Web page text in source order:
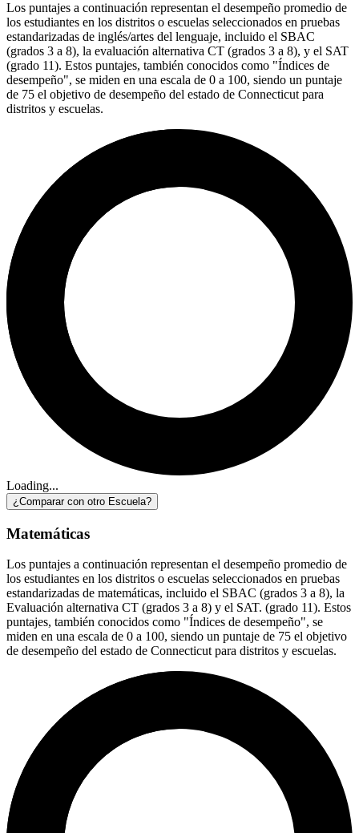
Los puntajes a continuación representan el desempeño promedio de
los estudiantes en los distritos o escuelas seleccionados en pruebas
estandarizadas de inglés/artes del lenguaje, incluido el SBAC
(grados 3 a 8), la evaluación alternativa CT (grados 3 a 8), y el SAT
(grado 11). Estos puntajes, también conocidos como "Índices de
desempeño", se miden en una escala de 0 a 100, siendo un puntaje
de 75 el objetivo de desempeño del estado de Connecticut para
distritos y escuelas.
Loading...
¿Comparar con otro Escuela?
Matemáticas
Los puntajes a continuación representan el desempeño promedio de
los estudiantes en los distritos o escuelas seleccionados en pruebas
estandarizadas de matemáticas, incluido el SBAC (grados 3 a 8), la
Evaluación alternativa CT (grados 3 a 8) y el SAT. (grado 11). Estos
puntajes, también conocidos como "Índices de desempeño", se
miden en una escala de 0 a 100, siendo un puntaje de 75 el objetivo
de desempeño del estado de Connecticut para distritos y escuelas.